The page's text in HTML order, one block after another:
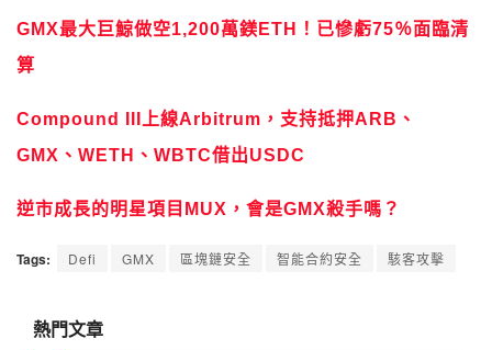
GMX最大巨鯨做空1,200萬鎂ETH！已慘虧75％面臨清
算
Compound III上線Arbitrum，支持抵押ARB、
GMX、WETH、WBTC借出USDC
逆市成長的明星項目MUX，會是GMX殺手嗎？
Tags: Defi GMX 區塊鏈安全 智能合約安全 駭客攻擊
熱門文章